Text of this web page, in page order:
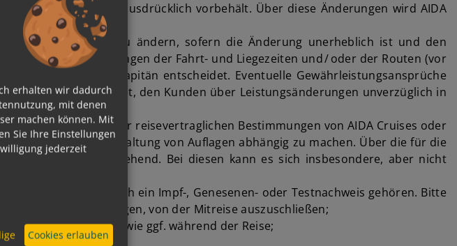
Cruises sich daher ausdrücklich vorbehält. Über diese Änderungen wird AIDA
Vertragsschluss zu ändern, sofern die Änderung unerheblich ist und den
für Änderungen der Fahrt- und Liegezeiten und / oder der Routen (vor
verantwortliche Kapitän entscheidet. Eventuelle Gewährleistungsansprüche
ist verpflichtet, den Kunden über Leistungsänderungen unverzüglich in
hoheitlichen oder reisevertraglichen Bestimmungen von AIDA Cruises oder
von der Einhaltung von Auflagen abhängig zu machen. Über die für die
die Gäste umgehend. Bei diesen kann es sich insbesondere, aber nicht
in. Hierzu kann auch ein Impf-, Genesenen- oder Testnachweis gehören. Bitte
Faktoren vorliegen, von der Mitreise auszuschließen;
und bei Anreise sowie ggf. während der Reise;
erhalten wir dadurch
mit denen
machen können. Mit
Sie Ihre Einstellungen
jederzeit
Cookies erlauben